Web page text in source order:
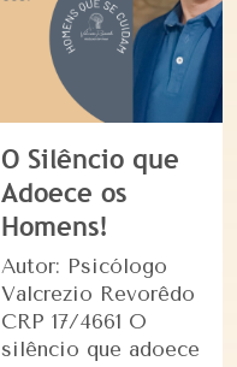
O Silêncio que
Adoece os
Homens!
Autor: Psicólogo
Valcrezio Revorêdo
CRP 17/4661 O
silêncio que adoece